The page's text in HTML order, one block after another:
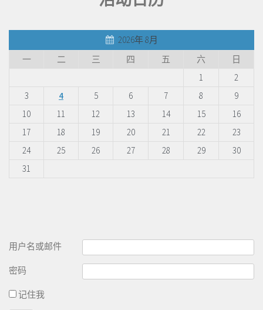
2026年 8月
一
二 三 四 五 六
日
1
2
3
4 5 6 7 8
9
10
11 12 13 14 15
16
17
18 19 20 21 22
23
24
25 26 27 28 29
30
31
用户名或邮件
密码
记住我